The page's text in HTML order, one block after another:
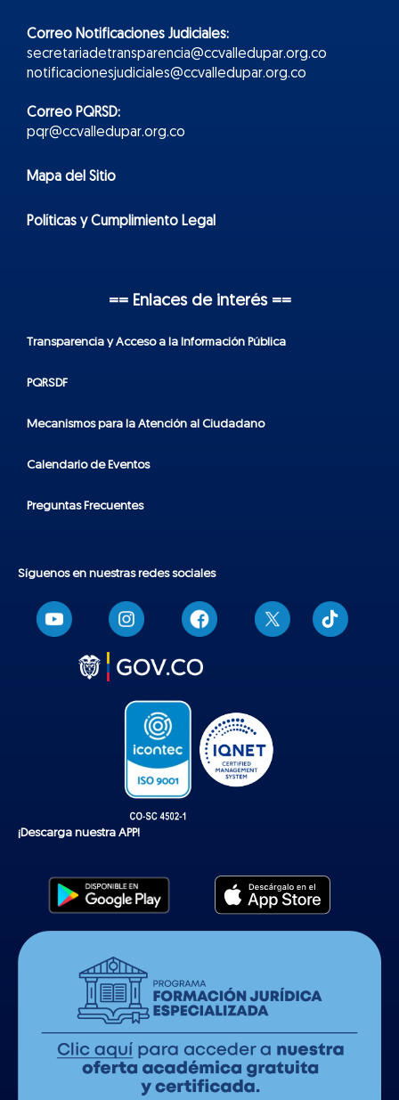
Correo Notificaciones Judiciales:
secretariadetransparencia@ccvalledupar.org.co
notificacionesjudiciales@ccvalledupar.org.co
Correo PQRSD:
pqr@ccvalledupar.org.co
Mapa del Sitio
Políticas y Cumplimiento Legal
== Enlaces de interés ==
Transparencia y Acceso a la Información Pública
PQRSDF
Mecanismos para la Atención al Ciudadano
Calendario de Eventos
Preguntas Frecuentes
Síguenos en nuestras redes sociales
T
i
k
¡Descarga nuestra APP!